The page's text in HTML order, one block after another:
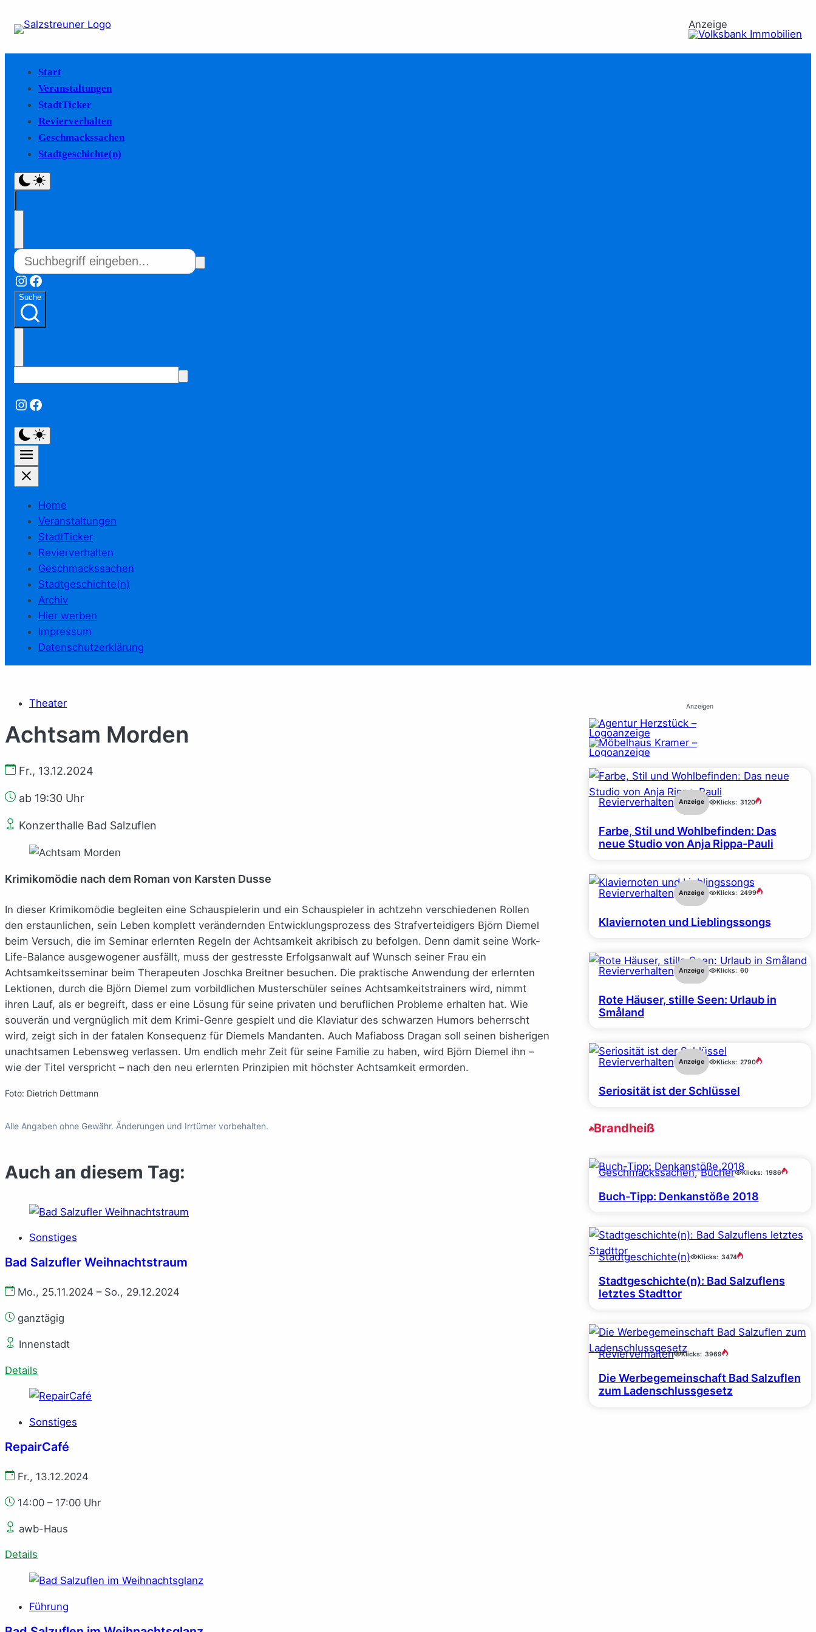
Anzeige
Start
Veranstaltungen
StadtTicker
Revierverhalten
Geschmackssachen
Stadtgeschichte(n)
Instagram
Facebook
Suche
Instagram
Facebook
Home
Veranstaltungen
StadtTicker
Revierverhalten
Geschmackssachen
Stadtgeschichte(n)
Archiv
Hier werben
Impressum
Datenschutzerklärung
Theater
Achtsam Morden
Fr., 13.12.2024
ab 19:30 Uhr
Konzerthalle Bad Salzuflen
Krimikomödie nach dem Roman von Karsten Dusse
In dieser Krimikomödie begleiten eine Schauspielerin und ein Schauspieler in achtzehn verschiedenen Rollen
den erstaunlichen, sein Leben komplett verändernden Entwicklungsprozess des Strafverteidigers Björn Diemel
beim Versuch, die im Seminar erlernten Regeln der Achtsamkeit akribisch zu befolgen. Denn damit seine Work-
Life-Balance ausgewogener ausfällt, muss der gestresste Erfolgsanwalt auf Wunsch seiner Frau ein
Achtsamkeitsseminar beim Therapeuten Joschka Breitner besuchen. Die praktische Anwendung der erlernten
Lektionen, durch die Björn Diemel zum vorbildlichen Musterschüler seines Achtsamkeitstrainers wird, nimmt
ihren Lauf, als er begreift, dass er eine Lösung für seine privaten und beruflichen Probleme erhalten hat. Wie
souverän und vergnüglich mit dem Krimi-Genre gespielt und die Klaviatur des schwarzen Humors beherrscht
wird, zeigt sich in der fatalen Konsequenz für Diemels Mandanten. Auch Mafiaboss Dragan soll seinen bisherigen
unachtsamen Lebensweg verlassen. Um endlich mehr Zeit für seine Familie zu haben, wird Björn Diemel ihn –
wie der Titel verspricht – nach den neu erlernten Prinzipien mit höchster Achtsamkeit ermorden.
Foto: Dietrich Dettmann
Alle Angaben ohne Gewähr. Änderungen und Irrtümer vorbehalten.
Auch an diesem Tag:
Sonstiges
Bad Salzufler Weihnachtstraum
Mo., 25.11.2024 – So., 29.12.2024
ganztägig
Innenstadt
Details
Sonstiges
RepairCafé
Fr., 13.12.2024
14:00 – 17:00 Uhr
awb-Haus
Details
Führung
Anzeigen
Revierverhalten Anzeige Klicks: 3120
Farbe, Stil und Wohlbefinden: Das
neue Studio von Anja Rippa-Pauli
Revierverhalten Anzeige Klicks: 2499
Klaviernoten und Lieblingssongs
Revierverhalten Anzeige Klicks: 60
Rote Häuser, stille Seen: Urlaub in
Småland
Revierverhalten Anzeige Klicks: 2790
Seriosität ist der Schlüssel
Brandheiß
Geschmackssachen, Bücher Klicks: 1986
Buch-Tipp: Denkanstöße 2018
Stadtgeschichte(n) Klicks: 3474
Stadtgeschichte(n): Bad Salzuflens
letztes Stadttor
Revierverhalten Klicks: 3969
Die Werbegemeinschaft Bad Salzuflen
zum Ladenschlussgesetz